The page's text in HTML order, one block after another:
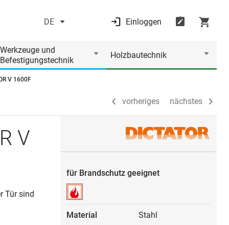
DE Einloggen
Werkzeuge und
Befestigungstechnik
Holzbautechnik
V 1600F
vorheriges nächstes
vorheriges nächstes
V
Tür sind
für Brandschutz geeignet
Material Stahl